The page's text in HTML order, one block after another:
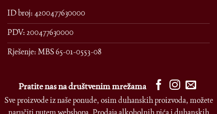
ID broj: 4200477630000
PDV: 200477630000
Rješenje: MBS 65-01-0553-08
Pratite nas na društvenim mrežama
Sve proizvode iz naše ponude, osim duhanskih proizvoda, možete